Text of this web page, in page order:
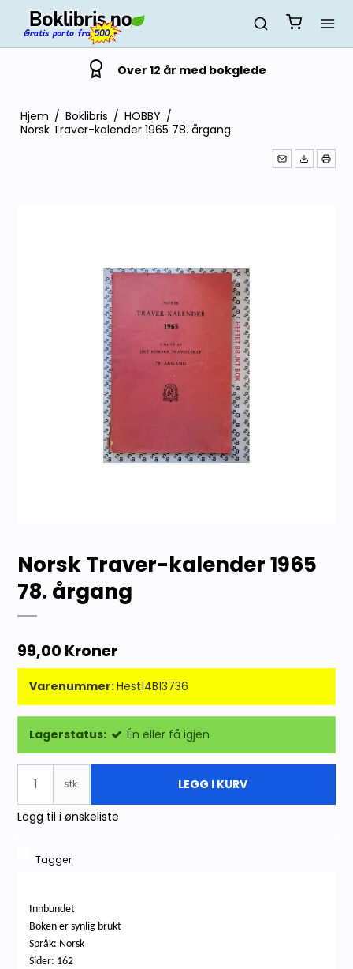
Over 12 år med bokglede
Hjem / Boklibris / HOBBY /
Norsk Traver-kalender 1965 78. årgang
Norsk Traver-kalender 1965
78. årgang
99,00 Kroner
Varenummer:Hest14B13736
Lagerstatus: Én eller få igjen
stk. LEGG I KURV
Legg til i ønskeliste
Tagger
Innbundet
Boken er synlig brukt
Språk: Norsk
Sider: 162